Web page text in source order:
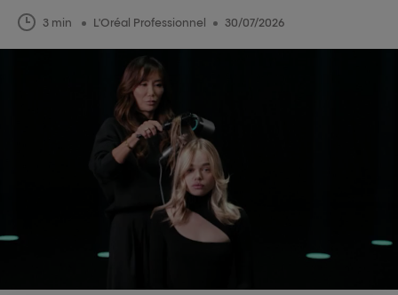
3 min L'Oréal Professionnel 30/07/2026